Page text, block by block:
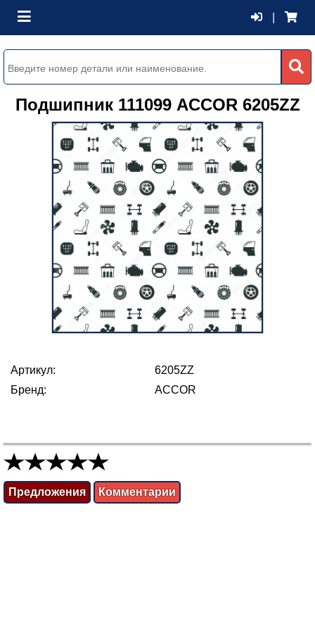
Подшипник 111099 ACCOR 6205ZZ
Артикул:
6205ZZ
Бренд:
ACCOR
Предложения Комментарии